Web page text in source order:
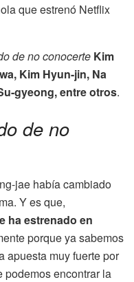
que estrenó Netflix
de no conocerte Kim
Kim Hyun-jin, Na
gyeong, entre otros.
de no
jae había cambiado
Y es que,
ha estrenado en
porque ya sabemos
apuesta muy fuerte por
podemos encontrar la